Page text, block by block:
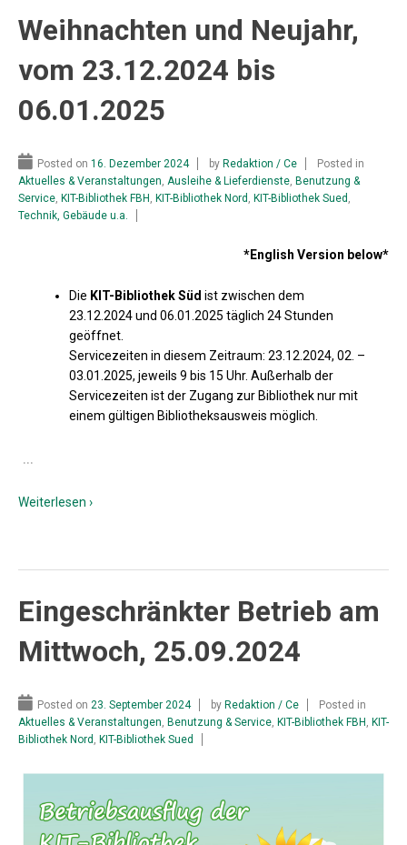
Weihnachten und Neujahr,
vom 23.12.2024 bis
06.01.2025
Posted on 16. Dezember 2024 by Redaktion / Ce
Posted in
Aktuelles & Veranstaltungen, Ausleihe & Lieferdienste, Benutzung &
Service, KIT-Bibliothek FBH , KIT-Bibliothek Nord , KIT-Bibliothek Sued ,
Technik, Gebäude u.a.
*English Version below*
Die KIT-Bibliothek Süd ist zwischen dem
23.12.2024 und 06.01.2025 täglich 24 Stunden
geöffnet.
Servicezeiten in diesem Zeitraum: 23.12.2024, 02. –
03.01.2025, jeweils 9 bis 15 Uhr. Außerhalb der
Servicezeiten ist der Zugang zur Bibliothek nur mit
einem gültigen Bibliotheksausweis möglich.
…
Weiterlesen ›
Eingeschränkter Betrieb am
Mittwoch, 25.09.2024
Posted on 23. September 2024 by Redaktion / Ce
Posted in
Aktuelles & Veranstaltungen Benutzung & Service KIT-Bibliothek FBH KIT-
Bibliothek Nord KIT-Bibliothek Sued